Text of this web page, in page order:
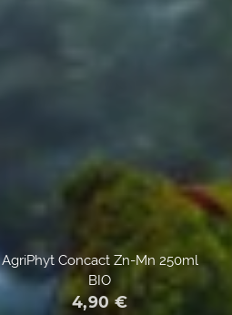
AgriPhyt Concact Zn-Mn 250ml
BIO
4,90€